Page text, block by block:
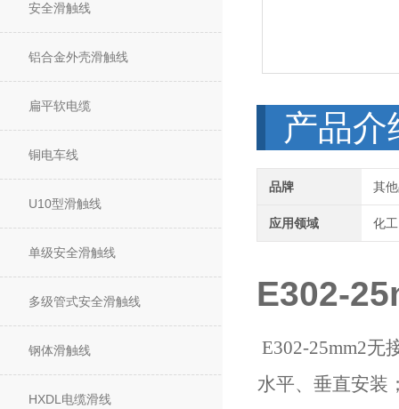
安全滑触线
铝合金外壳滑触线
扁平软电缆
铜电车线
U10型滑触线
单级安全滑触线
多级管式安全滑触线
钢体滑触线
HXDL电缆滑线
产品介
品牌 其
应用领域 化
E302-
E302-25mm2无
水平、垂直安装